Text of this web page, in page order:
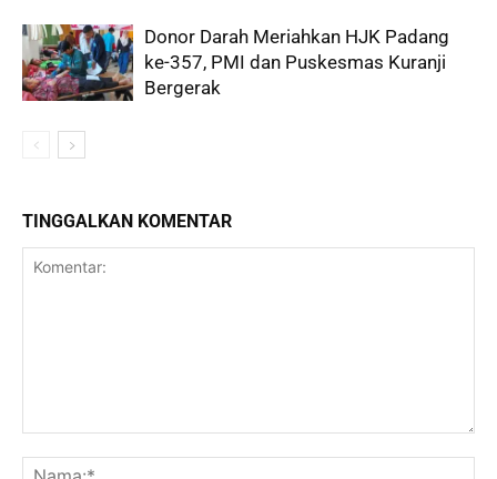
Donor Darah Meriahkan HJK Padang
ke-357, PMI dan Puskesmas Kuranji
Bergerak
TINGGALKAN KOMENTAR